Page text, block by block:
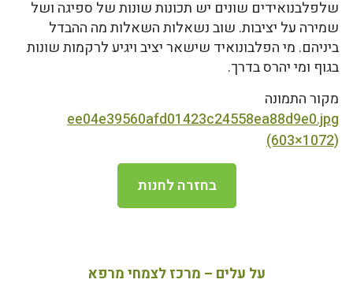
שלפלבנואידים שונים יש תכונות שונות של ספיגה ושל
שמירה על יציבות. שוב נשאלות השאלות מה ההבדל
ביניהם. מי הפלבונואיד שישאר יציב ויגיע לרקמות שונות
בגוף ומי יהרס בדרך.
מקור התמונה
ee04e39560afd01423c24558ea88d9e0.jpg
(603×1072)
בחזרה לחנות
על עלים – מרכז לצמחי מרפא